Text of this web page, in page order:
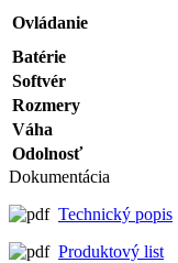
Ovládanie
Batérie
Softvér
Rozmery
Váha
Odolnosť
Dokumentácia
Technický popis
Produktový list